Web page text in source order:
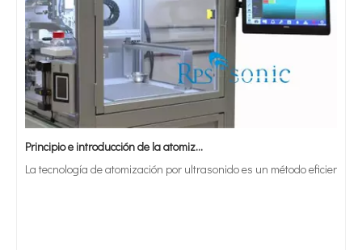
Principio e introducción de la atomización ultrasónica de metales.
La tecnología de atomización por ultrasonido es un método eficiente